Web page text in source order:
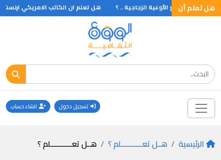
هل تعلم أن
أن أول من صنع الأوعية الزجاجية .. ؟ هل تعلم ان الكاتب الامريكي ارنست همنغواي كان يتقاضى 30الف دولار ثمن مقالة
تسجيل دخول انشاء حساب
الرئيسية هــل تعـــــــــــلم ؟ هــل تعـــــــــــلم ؟